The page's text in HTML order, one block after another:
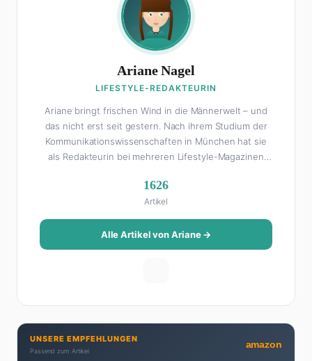
Ariane Nagel
LIFESTYLE-REDAKTEURIN
Ariane bringt frischen Wind in die Männerwelt – und
das nicht erst seit gestern. Nach ihrem Studium der
Kommunikationswissenschaften in München hat sie
als Redakteurin bei mehreren Lifestyle-Magazinen
Als Lifestyle-Redakteurin schreibt sie über alles, was
das Leben schöner macht: von Interior Design und
Reise-Tipps über Food-Trends bis hin zu
Beziehungsratgebern, die auch Männer gerne lesen.
Ihre Geheimwaffe: Sie weiß genau, was Frauen an
Brunch-Spot der Stadt. Ihre Interior-Tipps basieren
auf echter Erfahrung – ihre Wohnung wurde schon
zweimal in Design-Blogs gefeatured.
1626
Artikel
Alle Artikel von Ariane →
UNSERE EMPFEHLUNGEN
Passend zum Artikel
amazon